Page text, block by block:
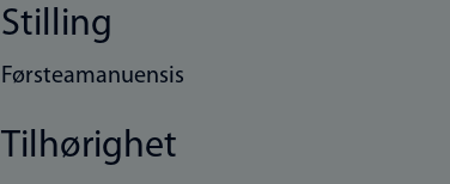
Stilling
Førsteamanuensis
Tilhørighet